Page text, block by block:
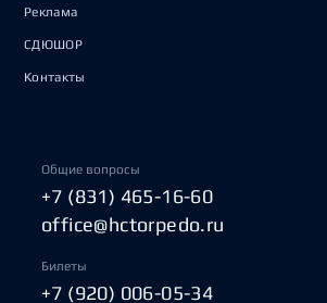
Реклама
СДЮШОР
Контакты
Общие вопросы
+7 (831) 465-16-60
office@hctorpedo.ru
Билеты
+7 (920) 006-05-34